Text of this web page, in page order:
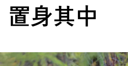
置身其中